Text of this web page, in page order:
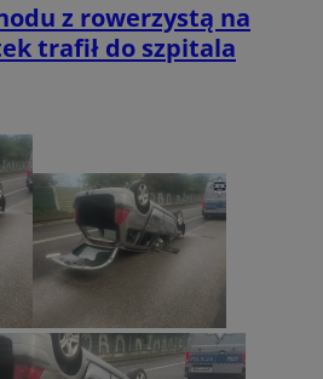
z rowerzystą na
trafił do szpitala